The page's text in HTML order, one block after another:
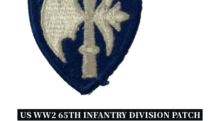
US WW2 65TH INFANTRY DIVISION PATCH